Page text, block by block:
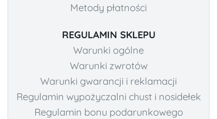
Metody płatności
REGULAMIN SKLEPU
Warunki ogólne
Warunki zwrotów
Warunki gwarancji i reklamacji
Regulamin wypożyczalni chust i nosidełek
Regulamin bonu podarunkowego